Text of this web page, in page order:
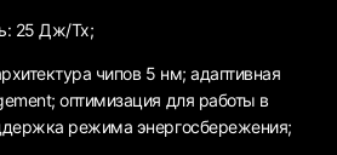
25 Дж/Тх;
чипов 5 нм; адаптивная
оптимизация для работы в
режима энергосбережения;